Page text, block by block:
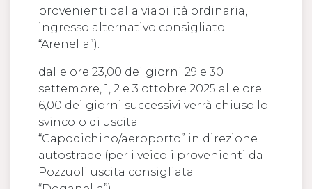
provenienti dalla viabilità ordinaria,
ingresso alternativo consigliato
“Arenella”).
dalle ore 23,00 dei giorni 29 e 30
settembre, 1, 2 e 3 ottobre 2025 alle ore
6,00 dei giorni successivi verrà chiuso lo
svincolo di uscita
“Capodichino/aeroporto” in direzione
autostrade (per i veicoli provenienti da
Pozzuoli uscita consigliata